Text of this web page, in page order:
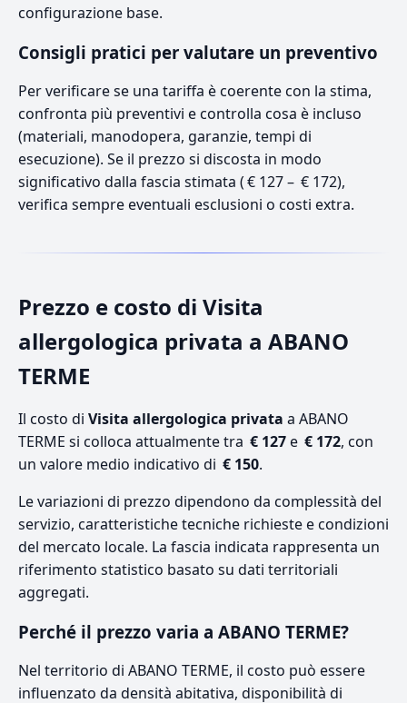
configurazione base.
Consigli pratici per valutare un preventivo
Per verificare se una tariffa è coerente con la stima,
confronta più preventivi e controlla cosa è incluso
(materiali, manodopera, garanzie, tempi di
esecuzione). Se il prezzo si discosta in modo
significativo dalla fascia stimata ( € 127 – € 172),
verifica sempre eventuali esclusioni o costi extra.
Prezzo e costo di Visita
allergologica privata a ABANO
TERME
Il costo di Visita allergologica privata a ABANO
TERME si colloca attualmente tra € 127e € 172, con
un valore medio indicativo di € 150.
Le variazioni di prezzo dipendono da complessità del
servizio, caratteristiche tecniche richieste e condizioni
del mercato locale. La fascia indicata rappresenta un
riferimento statistico basato su dati territoriali
aggregati.
Perché il prezzo varia a ABANO TERME?
Nel territorio di ABANO TERME, il costo può essere
influenzato da densità abitativa, disponibilità di